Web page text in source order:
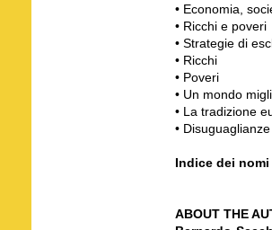
• Economia,
• Ricchi e poveri
• Strategie di
• Ricchi
• Poveri
• Un mondo
• La tradizione
•
Indice dei nomi
ABOUT THE